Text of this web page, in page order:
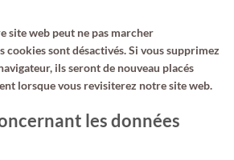
site web peut ne pas marcher
cookies sont désactivés. Si vous supprimez
ils seront de nouveau placés
lorsque vous revisiterez notre site web.
les données